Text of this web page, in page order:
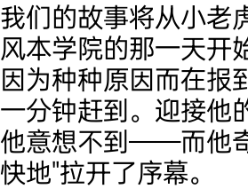
我们的故事将从小老
风本学院的那一天开
因为种种原因而在报
一分钟赶到。迎接他
他意想不到——而他
快地"拉开了序幕。